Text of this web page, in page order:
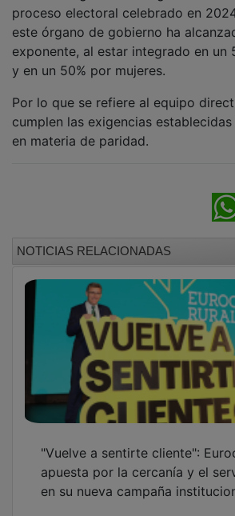
"Vuelve a sentirte cliente":
apuesta por la cercanía y el
en su nueva campaña
Eurocaja Rural acoge este
Maratón de Donantes de